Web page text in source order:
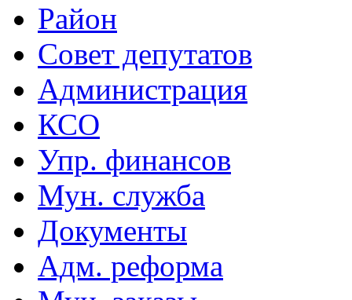
Район
Совет депутатов
Администрация
КСО
Упр. финансов
Мун. служба
Документы
Адм. реформа